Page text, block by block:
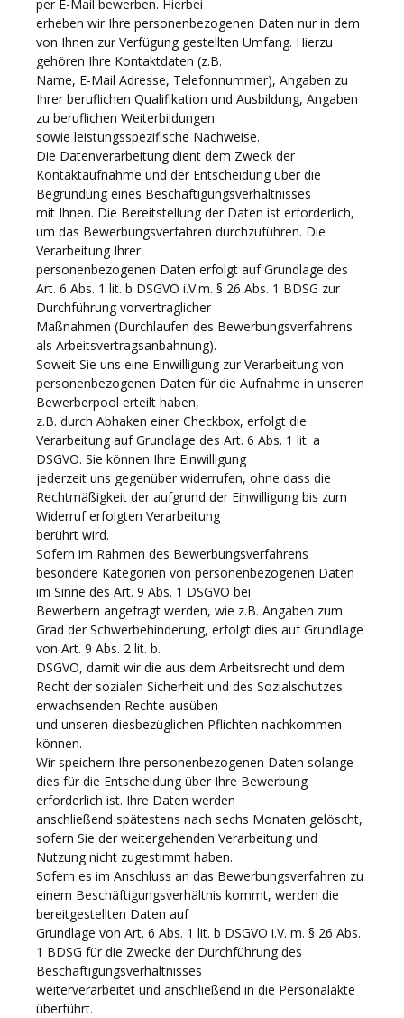
per E-Mail bewerben. Hierbei
erheben wir Ihre personenbezogenen Daten nur in dem
von Ihnen zur Verfügung gestellten Umfang. Hierzu
gehören Ihre Kontaktdaten (z.B.
Name, E-Mail Adresse, Telefonnummer), Angaben zu
Ihrer beruflichen Qualifikation und Ausbildung, Angaben
zu beruflichen Weiterbildungen
sowie leistungsspezifische Nachweise.
Die Datenverarbeitung dient dem Zweck der
Kontaktaufnahme und der Entscheidung über die
Begründung eines Beschäftigungsverhältnisses
mit Ihnen. Die Bereitstellung der Daten ist erforderlich,
um das Bewerbungsverfahren durchzuführen. Die
Verarbeitung Ihrer
personenbezogenen Daten erfolgt auf Grundlage des
Art. 6 Abs. 1 lit. b DSGVO i.V.m. § 26 Abs. 1 BDSG zur
Durchführung vorvertraglicher
Maßnahmen (Durchlaufen des Bewerbungsverfahrens
als Arbeitsvertragsanbahnung).
Soweit Sie uns eine Einwilligung zur Verarbeitung von
personenbezogenen Daten für die Aufnahme in unseren
Bewerberpool erteilt haben,
z.B. durch Abhaken einer Checkbox, erfolgt die
Verarbeitung auf Grundlage des Art. 6 Abs. 1 lit. a
DSGVO. Sie können Ihre Einwilligung
jederzeit uns gegenüber widerrufen, ohne dass die
Rechtmäßigkeit der aufgrund der Einwilligung bis zum
Widerruf erfolgten Verarbeitung
berührt wird.
Sofern im Rahmen des Bewerbungsverfahrens
besondere Kategorien von personenbezogenen Daten
im Sinne des Art. 9 Abs. 1 DSGVO bei
Bewerbern angefragt werden, wie z.B. Angaben zum
Grad der Schwerbehinderung, erfolgt dies auf Grundlage
von Art. 9 Abs. 2 lit. b.
DSGVO, damit wir die aus dem Arbeitsrecht und dem
Recht der sozialen Sicherheit und des Sozialschutzes
erwachsenden Rechte ausüben
und unseren diesbezüglichen Pflichten nachkommen
können.
Wir speichern Ihre personenbezogenen Daten solange
dies für die Entscheidung über Ihre Bewerbung
erforderlich ist. Ihre Daten werden
anschließend spätestens nach sechs Monaten gelöscht,
sofern Sie der weitergehenden Verarbeitung und
Nutzung nicht zugestimmt haben.
Sofern es im Anschluss an das Bewerbungsverfahren zu
einem Beschäftigungsverhältnis kommt, werden die
bereitgestellten Daten auf
Grundlage von Art. 6 Abs. 1 lit. b DSGVO i.V. m. § 26 Abs.
1 BDSG für die Zwecke der Durchführung des
Beschäftigungsverhältnisses
weiterverarbeitet und anschließend in die Personalakte
überführt.